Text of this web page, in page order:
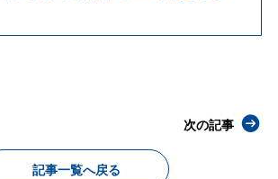
記事一覧へ戻る
次の記事